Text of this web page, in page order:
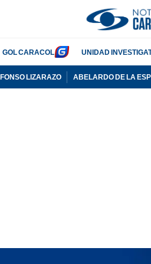
GOL CARACOL UNIDAD
LIZARAZO ABELARDO DE LA